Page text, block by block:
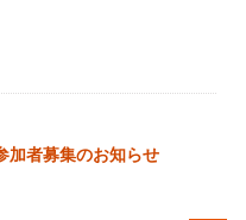
加者募集のお知らせ